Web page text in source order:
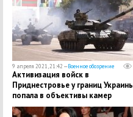
9 апреля 2021, 21:42 —Военное обозрение
Активизация войск в
Приднестровье у границ
попала в объективы камер